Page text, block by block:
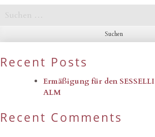
Suchen
nach:
Recent Posts
Ermäßigung für den
ALM
Recent Comments